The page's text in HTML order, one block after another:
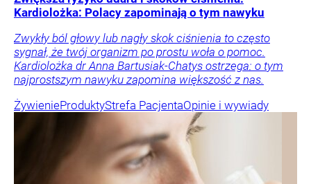
Kardiolożka: Polacy zapominają o tym nawyku
Zwykły ból głowy lub nagły skok ciśnienia to często
sygnał, że twój organizm po prostu woła o pomoc.
Kardiolożka dr Anna Bartusiak-Chatys ostrzega: o tym
najprostszym nawyku zapomina większość z nas.
ŻywienieProduktyStrefa PacjentaOpinie i wywiady